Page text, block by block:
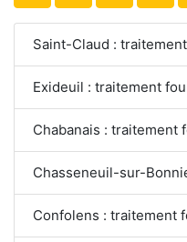
Saint-Claud :
Exideuil : traitement
Chabanais : traitement
Chasseneuil-sur-
Confolens : traitement